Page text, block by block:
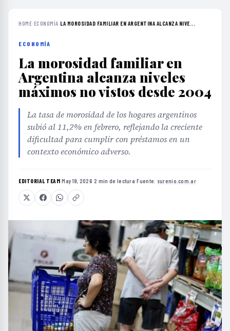
HOME›ECONOMÍA›LA MOROSIDAD FAMILIAR EN ARGENTINA ALCANZA NIVE...
ECONOMÍA
La morosidad familiar en
Argentina alcanza niveles
máximos no vistos desde 2004
La tasa de morosidad de los hogares argentinos
subió al 11,2% en febrero, reflejando la creciente
dificultad para cumplir con préstamos en un
contexto económico adverso.
EDITORIAL TEAM·May 19, 2026·2 min de lectura·Fuente: surenio.com.ar